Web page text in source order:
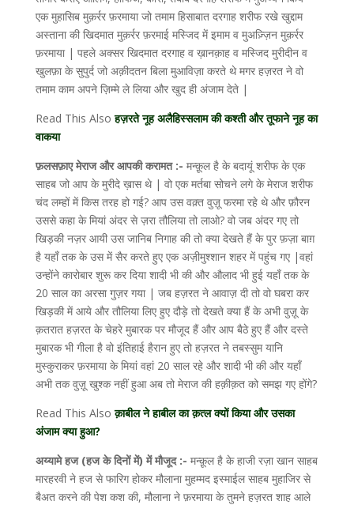
एक मुहासिब मुक़र्रर फ़रमाया जो तमाम हिसाबात दरगाह शरीफ रखे खुद्दाम
अस्ताना की खिदमात मुक़र्रर फ़रमाई मस्जिद में इमाम व मुअज़्ज़िन मुक़र्रर
फ़रमाया | पहले अक्सर खिदमात दरगाह व ख़ानक़ाह व मस्जिद मुरीदीन व
खुलफ़ा के सुपुर्द जो अक़ीदतन बिला मुआविज़ा करते थे मगर हज़रत ने वो
तमाम काम अपने ज़िम्मे ले लिया और खुद ही अंजाम देते |
Read This Alsoहज़रते नूह अलैहिस्सलाम की कश्ती और तूफाने नूह का
वाकया
फ़लसफ़ाए मेराज और आपकी करामत :- मन्क़ूल है के बदायूं शरीफ के एक
साहब जो आप के मुरीदे ख़ास थे | वो एक मर्तबा सोचने लगे के मेराज शरीफ
चंद लम्हों में किस तरह हो गई? आप उस वक़्त वुज़ू फरमा रहे थे और फ़ौरन
उससे कहा के मियां अंदर से ज़रा तौलिया तो लाओ? वो जब अंदर गए तो
खिड़की नज़र आयी उस जानिब निगाह की तो क्या देखते हैं के पुर फ़ज़ा बाग़
है यहाँ तक के उस में सैर करते हुए एक अज़ीमुश्शान शहर में पहुंच गए |वहां
उन्होंने कारोबार शुरू कर दिया शादी भी की और औलाद भी हुई यहाँ तक के
20 साल का अरसा गुज़र गया | जब हज़रत ने आवाज़ दी तो वो घबरा कर
खिड़की में आये और तौलिया लिए हुए दौड़े तो देखते क्या हैं के अभी वुज़ू के
क़तरात हज़रत के चेहरे मुबारक पर मौजूद हैं और आप बैठे हुए हैं और दस्ते
मुबारक भी गीला है वो इंतिहाई हैरान हुए तो हज़रत ने तबस्सुम यानि
मुस्कुराकर फ़रमाया के मियां वहां 20 साल रहे और शादी भी की और यहाँ
अभी तक वुज़ू खुश्क नहीं हुआ अब तो मेराज की हक़ीक़त को समझ गए होंगे?
Read This Alsoक़ाबील ने हाबील का क़त्ल क्यों किया और उसका
अंजाम क्या हुआ?
अय्यामे हज (हज के दिनों में) में मौजूद :- मन्क़ूल है के हाजी रज़ा खान साहब
मारहरवी ने हज से फारिग होकर मौलाना मुहम्मद इस्माईल साहब मुहाजिर से
बैअत करने की पेश कश की, मौलाना ने फ़रमाया के तुमने हज़रत शाह आले